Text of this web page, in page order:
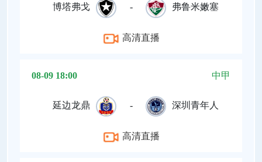
博塔弗戈 - 弗鲁米嫩塞
高清直播
08-09 18:00 中甲
延边龙鼎 - 深圳青年人
高清直播